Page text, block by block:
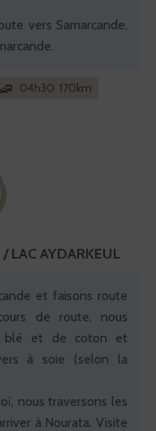
vers Samarcande.
04h30 170km
LAC AYDARKEUL
et faisons route
de route, nous
blé et de coton et
à soie (selon la
nous traversons les
à Nourata. Visite